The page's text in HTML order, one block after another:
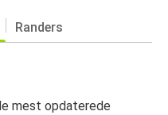
Randers
mest opdaterede